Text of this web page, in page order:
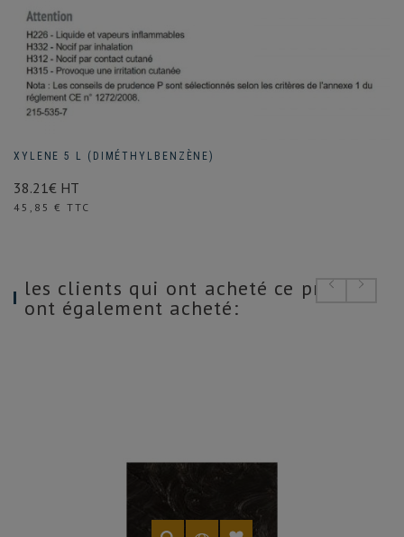
XYLENE 5 L (DIMÉTHYLBENZÈNE)
38.21€ HT
Prix
45,85 € TTC
les clients qui ont acheté ce produit
ont également acheté: